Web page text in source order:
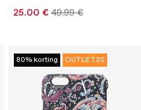
25.00 € 49.99 €
80% korting OUTLET20